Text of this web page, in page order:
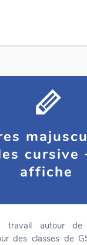
cursive
affiche
travail autour de
des classes de